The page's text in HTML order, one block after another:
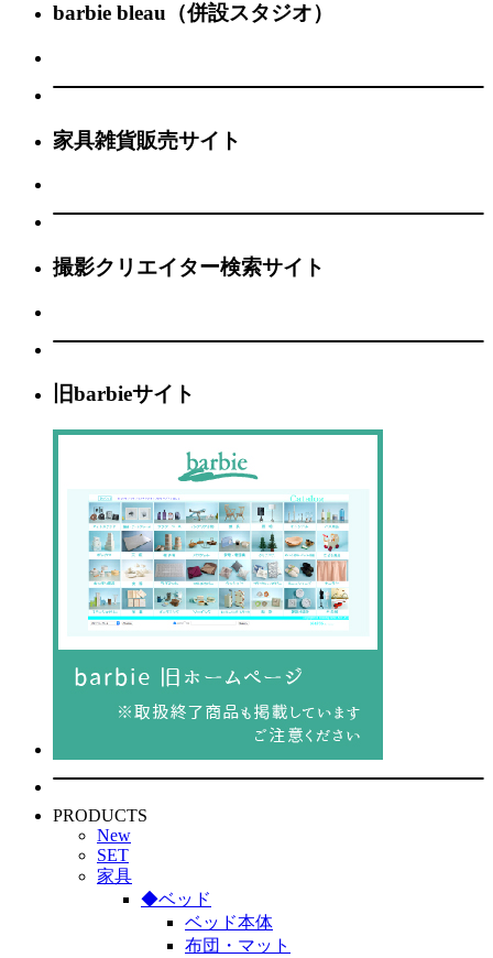
barbie bleau（併設スタジオ）
家具雑貨販売サイト
撮影クリエイター検索サイト
旧barbieサイト
PRODUCTS
New
SET
家具
◆ベッド
ベッド本体
布団・マット